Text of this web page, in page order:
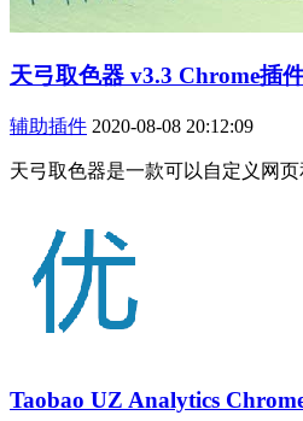
天弓取色器 v3.3 Chrome插
辅助插件 2020-08-08 20:12:09
天弓取色器是一款可以自定义网页
Taobao UZ Analytics